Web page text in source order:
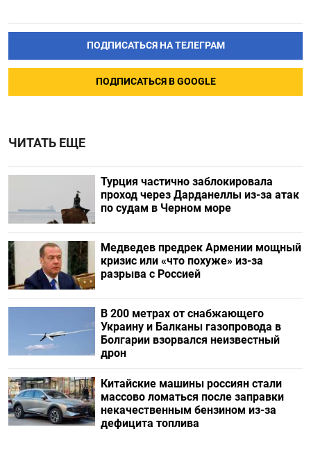
ПОДПИСАТЬСЯ НА ТЕЛЕГРАМ
ПОДПИСАТЬСЯ В GOOGLE
ЧИТАТЬ ЕЩЕ
Турция частично заблокировала
проход через Дарданеллы из-за атак
по судам в Черном море
Медведев предрек Армении мощный
кризис или «что похуже» из-за
разрыва с Россией
В 200 метрах от снабжающего
Украину и Балканы газопровода в
Болгарии взорвался неизвестный
дрон
Китайские машины россиян стали
массово ломаться после заправки
некачественным бензином из-за
дефицита топлива